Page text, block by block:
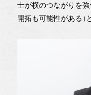
士が横のつながりを強
開拓も可能性がある」